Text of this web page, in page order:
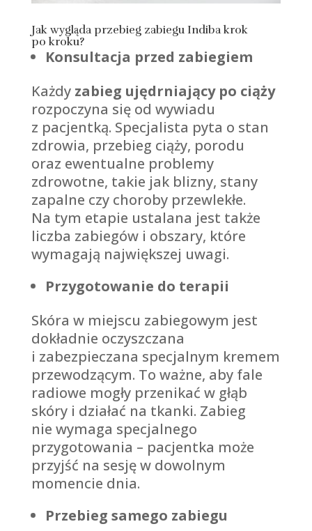
Jak wygląda przebieg zabiegu Indiba krok
po kroku?
Konsultacja przed zabiegiem
Każdy zabieg ujędrniający po ciąży
rozpoczyna się od wywiadu
z pacjentką. Specjalista pyta o stan
zdrowia, przebieg ciąży, porodu
oraz ewentualne problemy
zdrowotne, takie jak blizny, stany
zapalne czy choroby przewlekłe.
Na tym etapie ustalana jest także
liczba zabiegów i obszary, które
wymagają największej uwagi.
Przygotowanie do terapii
Skóra w miejscu zabiegowym jest
dokładnie oczyszczana
i zabezpieczana specjalnym kremem
przewodzącym. To ważne, aby fale
radiowe mogły przenikać w głąb
skóry i działać na tkanki. Zabieg
nie wymaga specjalnego
przygotowania – pacjentka może
przyjść na sesję w dowolnym
momencie dnia.
Przebieg samego zabiegu